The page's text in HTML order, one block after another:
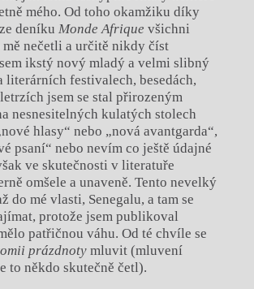
mého. Od toho okamžiku díky
deníku Monde Afrique všichni
nečetli a určitě nikdy číst
ikstý nový mladý a velmi slibný
literárních festivalech, besedách,
jsem se stal přirozeným
nesnesitelných kulatých stolech
hlasy“ nebo „nová avantgarda“,
psaní“ nebo nevím co ještě údajné
ve skutečnosti v literatuře
omšele a unaveně. Tento nevelký
do mé vlasti, Senegalu, a tam se
protože jsem publikoval
patřičnou váhu. Od té chvíle se
prázdnotymluvit (mluvení
to někdo skutečně četl).